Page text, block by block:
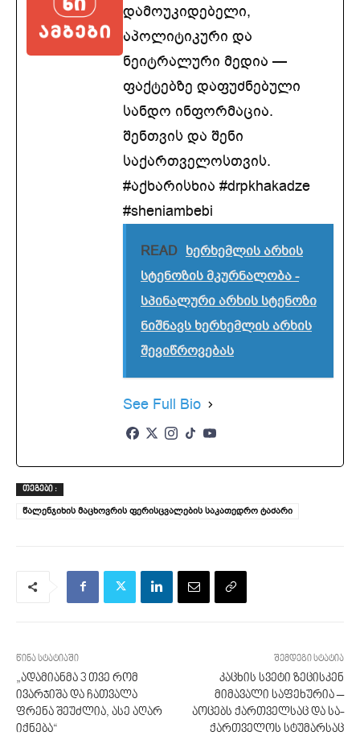
დამოუკიდებელი,
აპოლიტიკური და
ნეიტრალური მედია —
ფაქტებზე დაფუძნებული
სანდო ინფორმაცია.
შენთვის და შენი
საქართველოსთვის.
#აქხარისხია #drpkhakadze
#sheniambebi
READ ხერხემლის არხის
სტენოზის მკურნალობა -
სპინალური არხის სტენოზი
ნიშნავს ხერხემლის არხის
შევიწროვებას
See Full Bio
ᲗᲔᲒᲔᲑᲘ :
წალენჯიხის მაცხოვრის ფერისცვალების საკათედრო ტაძარი
წინა სტატიაში
„ადამიანმა 3 თვე რომ
ივარჯიშა და ჩათვალა
ფრენა შეუძლია, ასე აღარ
იქნება“
შემდეგი სტატია
კაცხის სვეტი ზეცისკენ
მიმავალი საფეხურია –
აოცებს ქარ­თ­ველ­საც და სა­
ქარ­თ­ვე­ლოს სტუ­მარ­საც